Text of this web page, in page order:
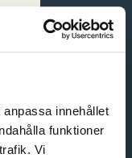
innehållet
funktioner
Vi
English
Svenska